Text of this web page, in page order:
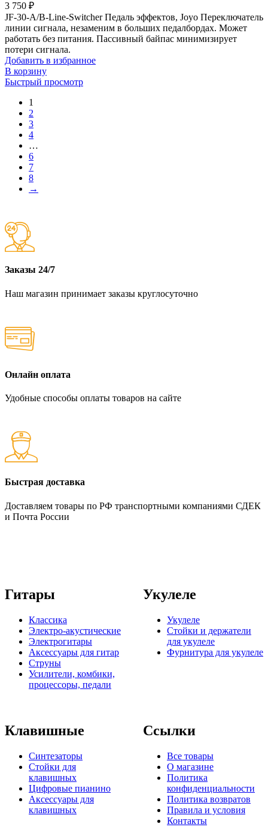
3 750 ₽
JF-30-A/B-Line-Switcher Педаль эффектов, Joyo Переключатель
линии сигнала, незаменим в больших педалбордах. Может
работать без питания. Пассивный байпас минимизирует
потери сигнала.
Добавить в избранное
В корзину
Быстрый просмотр
1
2
3
4
…
6
7
8
→
Заказы 24/7
Наш магазин принимает заказы круглосуточно
Онлайн оплата
Удобные способы оплаты товаров на сайте
Быстрая доставка
Доставляем товары по РФ транспортными компаниями СДЕК
и Почта России
Гитары
Классика
Электро-акустические
Электрогитары
Аксессуары для гитар
Струны
Усилители, комбики,
процессоры, педали
Укулеле
Укулеле
Стойки и держатели
для укулеле
Фурнитура для укулеле
Клавишные
Синтезаторы
Стойки для
клавишных
Цифровые пианино
Аксессуары для
клавишных
Ссылки
Все товары
О магазине
Политика
конфиденциальности
Политика возвратов
Правила и условия
Контакты